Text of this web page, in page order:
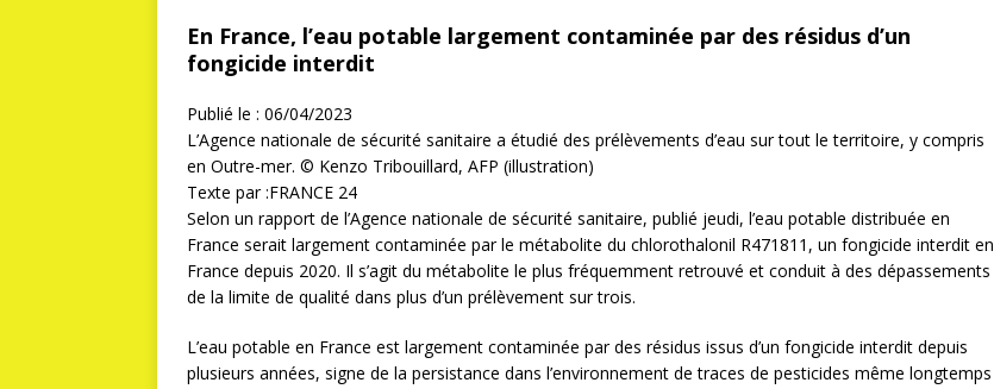
En France, l’eau potable largement contaminée par des résidus d’un
fongicide interdit
Publié le : 06/04/2023
L’Agence nationale de sécurité sanitaire a étudié des prélèvements d’eau sur tout le territoire, y compris
en Outre-mer. © Kenzo Tribouillard, AFP (illustration)
Texte par :FRANCE 24
Selon un rapport de l’Agence nationale de sécurité sanitaire, publié jeudi, l’eau potable distribuée en
France serait largement contaminée par le métabolite du chlorothalonil R471811, un fongicide interdit en
France depuis 2020. Il s’agit du métabolite le plus fréquemment retrouvé et conduit à des dépassements
de la limite de qualité dans plus d’un prélèvement sur trois.
L’eau potable en France est largement contaminée par des résidus issus d’un fongicide interdit depuis
plusieurs années, signe de la persistance dans l’environnement de traces de pesticides même longtemps